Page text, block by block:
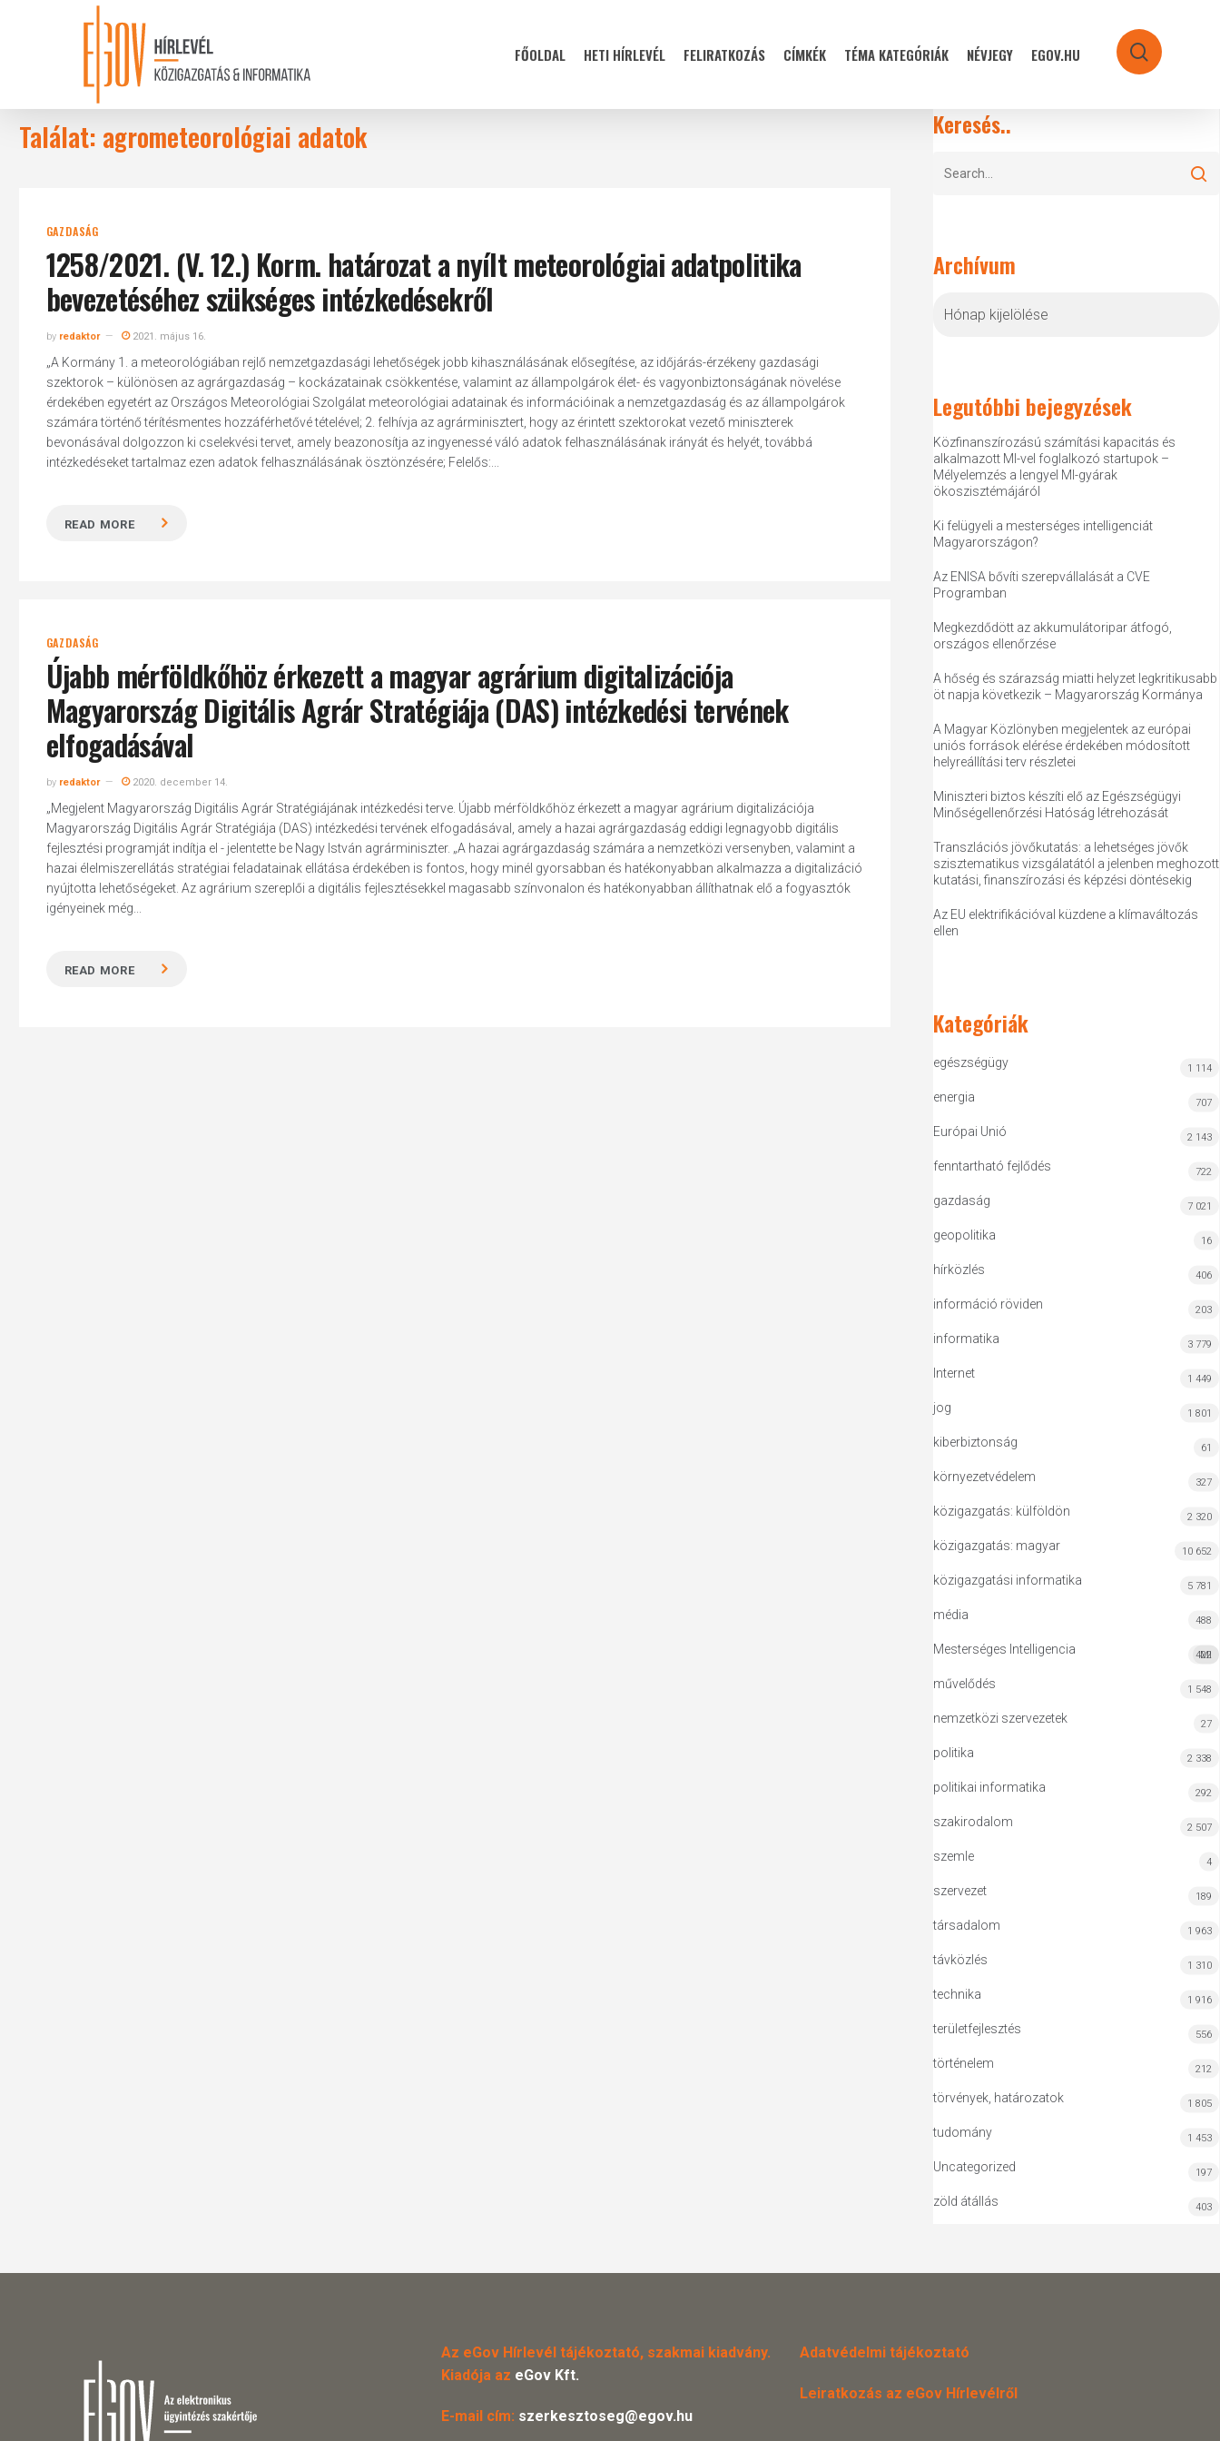
Hit enter to search or ESC to close
FŐOLDAL HETI HÍRLEVÉL FELIRATKOZÁS CÍMKÉK TÉMA KATEGÓRIÁK NÉVJEGY EGOV.HU search
Találat: agrometeorológiai adatok
GAZDASÁG
1258/2021. (V. 12.) Korm. határozat a nyílt meteorológiai adatpolitika
bevezetéséhez szükséges intézkedésekről
by redaktor 2021. május 16.
„A Kormány 1. a meteorológiában rejlő nemzetgazdasági lehetőségek jobb kihasználásának elősegítése, az időjárás-érzékeny gazdasági
szektorok – különösen az agrárgazdaság – kockázatainak csökkentése, valamint az állampolgárok élet- és vagyonbiztonságának növelése
érdekében egyetért az Országos Meteorológiai Szolgálat meteorológiai adatainak és információinak a nemzetgazdaság és az állampolgárok
számára történő térítésmentes hozzáférhetővé tételével; 2. felhívja az agrárminisztert, hogy az érintett szektorokat vezető miniszterek
bevonásával dolgozzon ki cselekvési tervet, amely beazonosítja az ingyenessé váló adatok felhasználásának irányát és helyét, továbbá
intézkedéseket tartalmaz ezen adatok felhasználásának ösztönzésére; Felelős:...
READ MORE
GAZDASÁG
Újabb mérföldkőhöz érkezett a magyar agrárium digitalizációja
Magyarország Digitális Agrár Stratégiája (DAS) intézkedési tervének
elfogadásával
by redaktor 2020. december 14.
„Megjelent Magyarország Digitális Agrár Stratégiájának intézkedési terve. Újabb mérföldkőhöz érkezett a magyar agrárium digitalizációja
Magyarország Digitális Agrár Stratégiája (DAS) intézkedési tervének elfogadásával, amely a hazai agrárgazdaság eddigi legnagyobb digitális
fejlesztési programját indítja el - jelentette be Nagy István agrárminiszter. „A hazai agrárgazdaság számára a nemzetközi versenyben, valamint a
hazai élelmiszerellátás stratégiai feladatainak ellátása érdekében is fontos, hogy minél gyorsabban és hatékonyabban alkalmazza a digitalizáció
nyújtotta lehetőségeket. Az agrárium szereplői a digitális fejlesztésekkel magasabb színvonalon és hatékonyabban állíthatnak elő a fogyasztók
igényeinek még...
READ MORE
Keresés..
Archívum
Legutóbbi bejegyzések
Közfinanszírozású számítási kapacitás és
alkalmazott MI-vel foglalkozó startupok –
Mélyelemzés a lengyel MI-gyárak
ökoszisztémájáról
Ki felügyeli a mesterséges intelligenciát
Magyarországon?
Az ENISA bővíti szerepvállalását a CVE
Programban
Megkezdődött az akkumulátoripar átfogó,
országos ellenőrzése
A hőség és szárazság miatti helyzet legkritikusabb
öt napja következik – Magyarország Kormánya
A Magyar Közlönyben megjelentek az európai
uniós források elérése érdekében módosított
helyreállítási terv részletei
Miniszteri biztos készíti elő az Egészségügyi
Minőségellenőrzési Hatóság létrehozását
Transzlációs jövőkutatás: a lehetséges jövők
szisztematikus vizsgálatától a jelenben meghozott
kutatási, finanszírozási és képzési döntésekig
Az EU elektrifikációval küzdene a klímaváltozás
ellen
Kategóriák
egészségügy 1 114
energia 707
Európai Unió 2 143
fenntartható fejlődés 722
gazdaság 7 021
geopolitika 16
hírközlés 406
információ röviden 203
informatika 3 779
Internet 1 449
jog 1 801
kiberbiztonság 61
környezetvédelem 327
közigazgatás: külföldön 2 320
közigazgatás: magyar 10 652
közigazgatási informatika 5 781
média 488
Mesterséges Intelligencia MI
422
művelődés 1 548
nemzetközi szervezetek 27
politika 2 338
politikai informatika 292
szakirodalom 2 507
szemle 4
szervezet 189
társadalom 1 963
távközlés 1 310
technika 1 916
területfejlesztés 556
történelem 212
törvények, határozatok 1 805
tudomány 1 453
Uncategorized 197
zöld átállás 403
Az eGov Hírlevél tájékoztató, szakmai kiadvány.
Kiadója az eGov Kft.
E-mail cím: szerkesztoseg@egov.hu
Adatvédelmi tájékoztató
Leiratkozás az eGov Hírlevélről